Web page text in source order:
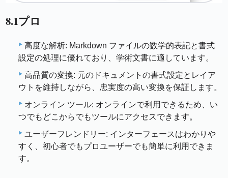
8.1プロ
高度な解析: Markdown ファイルの数学的表記と書式
設定の処理に優れており、学術文書に適しています。
高品質の変換: 元のドキュメントの書式設定とレイア
ウトを維持しながら、忠実度の高い変換を保証します。
オンライン ツール: オンラインで利用できるため、い
つでもどこからでもツールにアクセスできます。
ユーザーフレンドリー: インターフェースはわかりや
すく、初心者でもプロユーザーでも簡単に利用できま
す。